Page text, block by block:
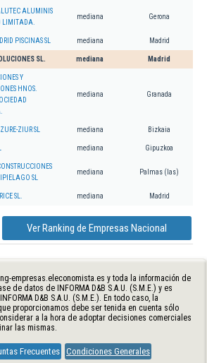
ALUMINIS
LIMITADA.
mediana Gerona
PISCINAS SL mediana Madrid
SL. mediana Madrid
Y
HNOS.
mediana Granada
ZIUR SL mediana Bizkaia
mediana Gipuzkoa
SL
mediana Palmas (las)
SL. mediana Madrid
Ver Ranking de Empresas Nacional
empresas.eleconomista.es y toda la información de
de datos de INFORMA D&B S.A.U. (S.M.E.) y es
D&B S.A.U. (S.M.E.). En todo caso, la
proporcionamos debe ser tenida en cuenta sólo
a la hora de adoptar decisiones comerciales
las mismas.
Frecuentes Condiciones Generales